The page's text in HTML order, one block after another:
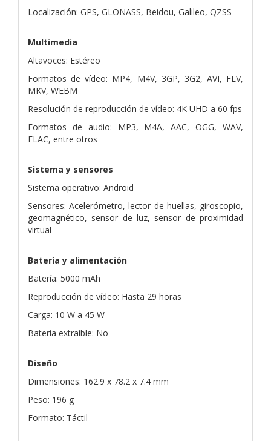
Localización: GPS, GLONASS, Beidou, Galileo, QZSS
Multimedia
Altavoces: Estéreo
Formatos de vídeo: MP4, M4V, 3GP, 3G2, AVI, FLV,
MKV, WEBM
Resolución de reproducción de vídeo: 4K UHD a 60 fps
Formatos de audio: MP3, M4A, AAC, OGG, WAV,
FLAC, entre otros
Sistema y sensores
Sistema operativo: Android
Sensores: Acelerómetro, lector de huellas, giroscopio,
geomagnético, sensor de luz, sensor de proximidad
virtual
Batería y alimentación
Batería: 5000 mAh
Reproducción de vídeo: Hasta 29 horas
Carga: 10 W a 45 W
Batería extraíble: No
Diseño
Dimensiones: 162.9 x 78.2 x 7.4 mm
Peso: 196 g
Formato: Táctil